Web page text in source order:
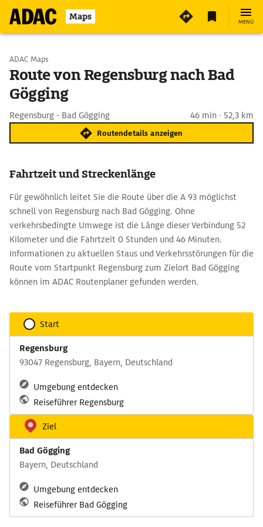
Maps MENÜ
Start wählen
Ziel eingeben
ADAC Maps
Route von Regensburg nach Bad
Gögging
Regensburg - Bad Gögging 46 min · 52,3 km
Routendetails anzeigen
Fahrtzeit und Streckenlänge
Für gewöhnlich leitet Sie die Route über die A 93 möglichst
schnell von Regensburg nach Bad Gögging. Ohne
verkehrsbedingte Umwege ist die Länge dieser Verbindung 52
Kilometer und die Fahrtzeit 0 Stunden und 46 Minuten.
Informationen zu aktuellen Staus und Verkehrsstörungen für die
Route vom Startpunkt Regensburg zum Zielort Bad Gögging
können im ADAC Routenplaner gefunden werden.
Start
Regensburg
93047 Regensburg, Bayern, Deutschland
Umgebung entdecken
Reiseführer Regensburg
Ziel
Bad Gögging
Bayern, Deutschland
Umgebung entdecken
Reiseführer Bad Gögging